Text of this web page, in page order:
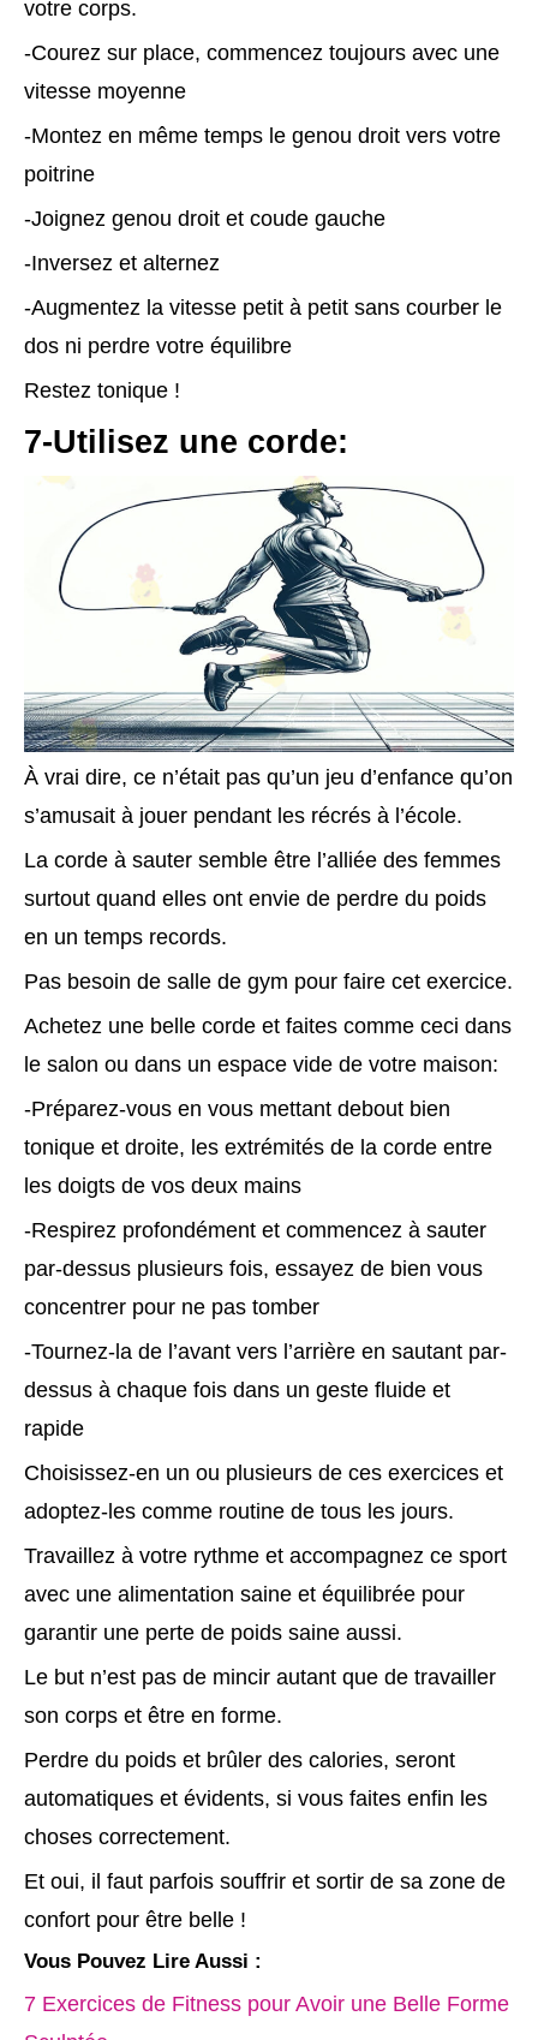
votre corps.
-Courez sur place, commencez toujours avec une
vitesse moyenne
-Montez en même temps le genou droit vers votre
poitrine
-Joignez genou droit et coude gauche
-Inversez et alternez
-Augmentez la vitesse petit à petit sans courber le
dos ni perdre votre équilibre
Restez tonique !
7-Utilisez une corde:
À vrai dire, ce n’était pas qu’un jeu d’enfance qu’on
s’amusait à jouer pendant les récrés à l’école.
La corde à sauter semble être l’alliée des femmes
surtout quand elles ont envie de perdre du poids
en un temps records.
Pas besoin de salle de gym pour faire cet exercice.
Achetez une belle corde et faites comme ceci dans
le salon ou dans un espace vide de votre maison:
-Préparez-vous en vous mettant debout bien
tonique et droite, les extrémités de la corde entre
les doigts de vos deux mains
-Respirez profondément et commencez à sauter
par-dessus plusieurs fois, essayez de bien vous
concentrer pour ne pas tomber
-Tournez-la de l’avant vers l’arrière en sautant par-
dessus à chaque fois dans un geste fluide et
rapide
Choisissez-en un ou plusieurs de ces exercices et
adoptez-les comme routine de tous les jours.
Travaillez à votre rythme et accompagnez ce sport
avec une alimentation saine et équilibrée pour
garantir une perte de poids saine aussi.
Le but n’est pas de mincir autant que de travailler
son corps et être en forme.
Perdre du poids et brûler des calories, seront
automatiques et évidents, si vous faites enfin les
choses correctement.
Et oui, il faut parfois souffrir et sortir de sa zone de
confort pour être belle !
Vous Pouvez Lire Aussi :
7 Exercices de Fitness pour Avoir une Belle Forme